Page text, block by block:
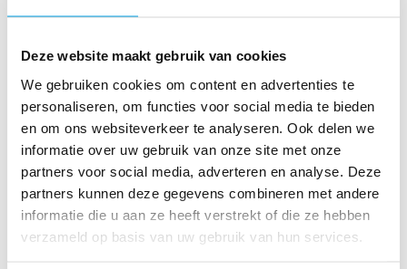
Deze website maakt gebruik van cookies
We gebruiken cookies om content en advertenties te
personaliseren, om functies voor social media te bieden
en om ons websiteverkeer te analyseren. Ook delen we
informatie over uw gebruik van onze site met onze
partners voor social media, adverteren en analyse. Deze
partners kunnen deze gegevens combineren met andere
informatie die u aan ze heeft verstrekt of die ze hebben
verzameld op basis van uw gebruik van hun services.
Sanering van vervuild water
Verontreinigde gebieden zijn een potentieel probleem